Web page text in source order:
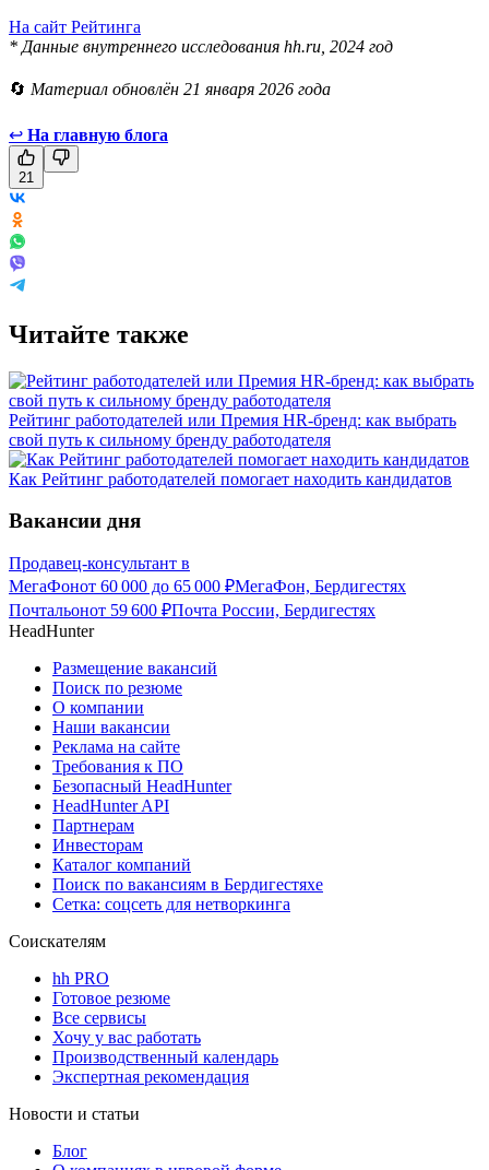
На сайт Рейтинга
* Данные внутреннего исследования hh.ru, 2024 год
🔄 Материал обновлён 21 января 2026 года
↩ На главную блога
21
Читайте также
Рейтинг работодателей или Премия HR-бренд: как выбрать
свой путь к сильному бренду работодателя
Как Рейтинг работодателей помогает находить кандидатов
Вакансии дня
Продавец-консультант в
МегаФонот 60 000 до 65 000 ₽МегаФон, Бердигестях
Почтальонот 59 600 ₽Почта России, Бердигестях
HeadHunter
Размещение вакансий
Поиск по резюме
О компании
Наши вакансии
Реклама на сайте
Требования к ПО
Безопасный HeadHunter
HeadHunter API
Партнерам
Инвесторам
Каталог компаний
Поиск по вакансиям в Бердигестяхе
Сетка: соцсеть для нетворкинга
Соискателям
hh PRO
Готовое резюме
Все сервисы
Хочу у вас работать
Производственный календарь
Экспертная рекомендация
Новости и статьи
Блог